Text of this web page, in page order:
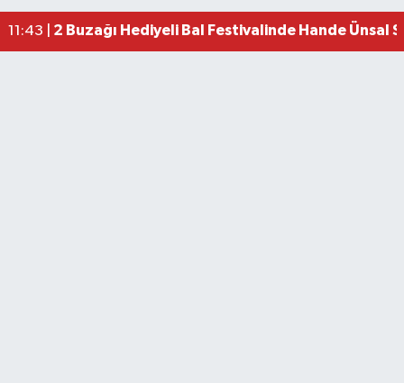
11:43 | 2 Buzağı Hediyeli Bal Festivalinde Hande Ünsal